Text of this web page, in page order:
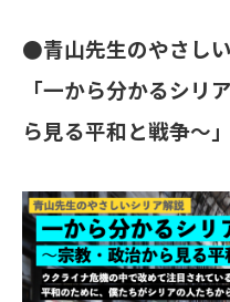
●青山先生のやさし
「一から分かるシリ
ら見る平和と戦争～」